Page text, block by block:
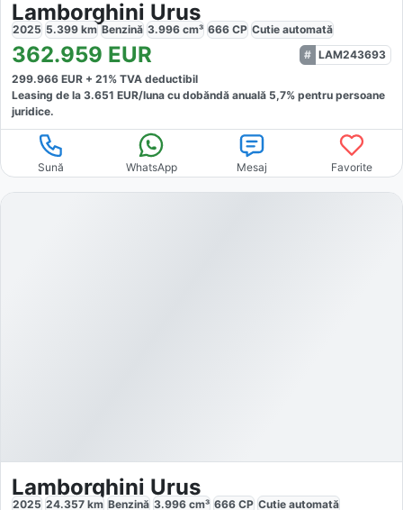
Lamborghini Urus
2025 5.399 km Benzină 3.996 cm³ 666 CP Cutie automată
362.959 EUR
LAM243693
299.966 EUR + 21% TVA deductibil
Leasing de la 3.651 EUR/luna cu dobăndă anuală 5,7% pentru persoane
juridice.
Sună WhatsApp Mesaj Favorite
Lamborghini Urus
2025 24.357 km Benzină 3.996 cm³ 666 CP Cutie automată